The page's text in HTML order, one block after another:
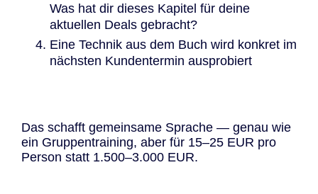
Was hat dir dieses Kapitel für deine
aktuellen Deals gebracht?
Eine Technik aus dem Buch wird konkret im
nächsten Kundentermin ausprobiert
Das schafft gemeinsame Sprache — genau wie
ein Gruppentraining, aber für 15–25 EUR pro
Person statt 1.500–3.000 EUR.